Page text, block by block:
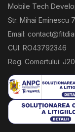
Mobile Tech
Str. Mihai Eminescu
Email:
CUI: RO43792346
Reg. Comertului: